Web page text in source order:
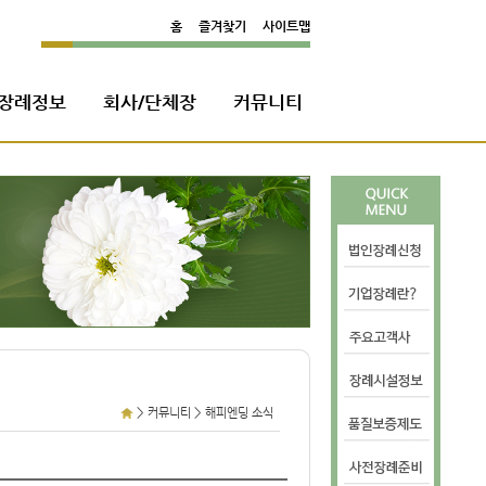
홈 즐겨찾기 사이트맵
례정보 회사/단체장 커뮤니티
>커뮤니티 >해피엔딩 소식